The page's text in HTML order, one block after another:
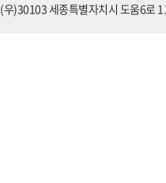
(우)30103 세종특별자치시 도움6로